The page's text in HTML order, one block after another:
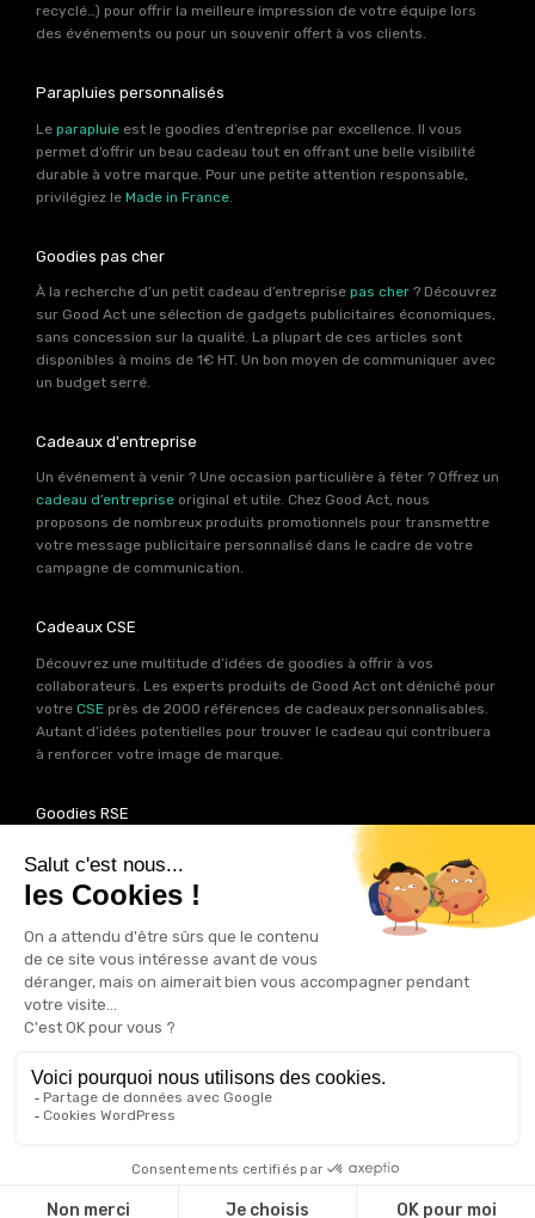
recyclé…) pour offrir la meilleure impression de votre équipe lors
des événements ou pour un souvenir offert à vos clients.
Parapluies personnalisés
Le parapluie est le goodies d’entreprise par excellence. Il vous
permet d’offrir un beau cadeau tout en offrant une belle visibilité
durable à votre marque. Pour une petite attention responsable,
privilégiez le Made in France
Goodies pas cher
À la recherche d’un petit cadeau d’entreprise pas cher ? Découvrez
sur Good Act une sélection de gadgets publicitaires économiques,
sans concession sur la qualité. La plupart de ces articles sont
disponibles à moins de 1€ HT. Un bon moyen de communiquer avec
un budget serré.
Cadeaux d'entreprise
Un événement à venir ? Une occasion particulière à fêter ? Offrez un
cadeau d’entreprise original et utile. Chez Good Act, nous
proposons de nombreux produits promotionnels pour transmettre
votre message publicitaire personnalisé dans le cadre de votre
campagne de communication.
Cadeaux CSE
Découvrez une multitude d’idées de goodies à offrir à vos
collaborateurs. Les experts produits de Good Act ont déniché pour
votre CSE près de 2000 références de cadeaux personnalisables.
Autant d’idées potentielles pour trouver le cadeau qui contribuera
à renforcer votre image de marque.
Goodies RSE
Vous souhaitez communiquer en accord avec vos valeurs ? Ca
tombe bien ! Un grand nombre de produits présents sur Good Act
sont fabriqués en France et en Europe.
Notre sélection RSEvous
permet de trouver un goodies parfait pour votre campagne de
communication. Des produits fabriqués avec amour dans de
bonnes conditions et un impact limité sur la planête.